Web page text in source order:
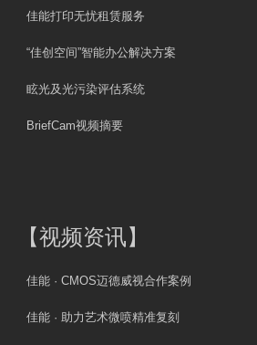
佳能打印无忧租赁服务
“佳创空间”智能办公解决方案
眩光及光污染评估系统
BriefCam视频摘要
【视频资讯】
佳能 · CMOS迈德威视合作案例
佳能 · 助力艺术微喷精准复刻